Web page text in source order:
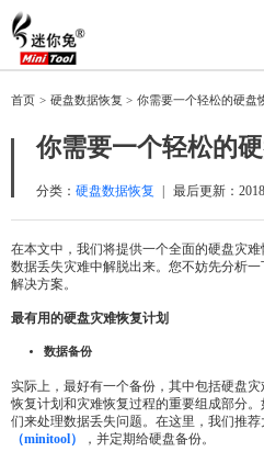
产品
迷你兔分区向导
下载
购买
帮助中心
关于我们
关于迷你兔
首页 > 硬盘数据恢复 > 你需要一个轻松的硬盘
你需要一个轻松的
分类： 硬盘数据恢复 最后更新：
在本文中，我们将提供一个全面的硬盘灾
数据丢失灾难中解脱出来。您不妨先分析
解决方案。
最有用的硬盘灾难恢复计划
数据备份
实际上，最好有一个备份，其中包括硬盘
恢复计划和灾难恢复过程的重要组成部分
们来处理数据丢失问题。在这里，我们推荐
（minitool）
，并定期给硬盘备份。